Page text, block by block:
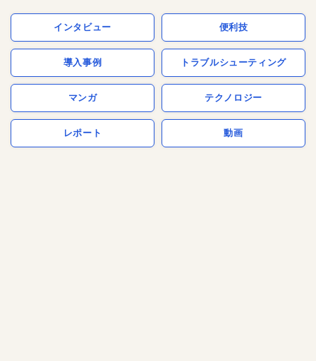
インタビュー 便利技
導入事例 トラブルシューティング
マンガ テクノロジー
レポート 動画